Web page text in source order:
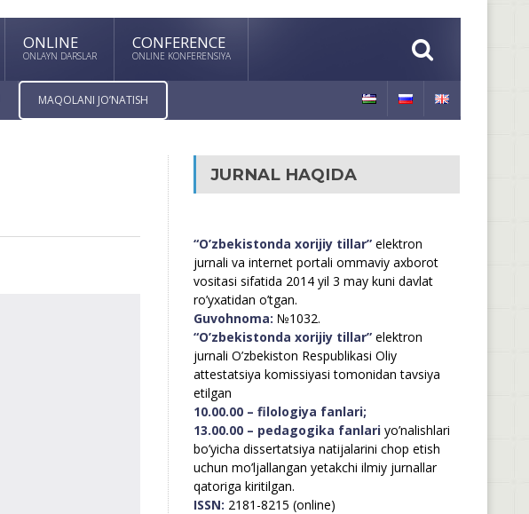
ONLINE
ONLAYN DARSLAR
CONFERENCE
ONLINE KONFERENSIYA
MAQOLANI JO’NATISH
JURNAL HAQIDA
“O’zbekistonda xorijiy tillar”elektron
jurnali va internet portali ommaviy axborot
vositasi sifatida 2014 yil 3 may kuni davlat
ro’yxatidan o’tgan.
Guvohnoma: №1032.
“O’zbekistonda xorijiy tillar”elektron
jurnali O’zbekiston Respublikasi Oliy
attestatsiya komissiyasi tomonidan tavsiya
etilgan
10.00.00 – filologiya fanlari;
13.00.00 – pedagogika fanlariyo’nalishlari
bo’yicha dissertatsiya natijalarini chop etish
uchun mo’ljallangan yetakchi ilmiy jurnallar
qatoriga kiritilgan.
ISSN: 2181-8215 (online)